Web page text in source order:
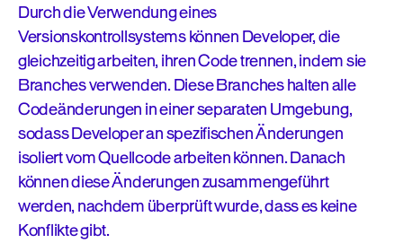
Durch die Verwendung eines
Versionskontrollsystems können Developer, die
gleichzeitig arbeiten, ihren Code trennen, indem sie
Branches verwenden. Diese Branches halten alle
Codeänderungen in einer separaten Umgebung,
sodass Developer an spezifischen Änderungen
isoliert vom Quellcode arbeiten können. Danach
können diese Änderungen zusammengeführt
werden, nachdem überprüft wurde, dass es keine
Konflikte gibt.